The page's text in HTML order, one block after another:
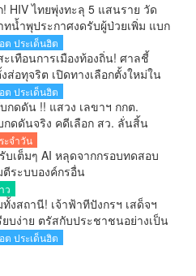
HIV ไทยพุ่งทะลุ 5 แสนราย วัด
ทน้ำพุประกาศงดรับผู้ป่วยเพิ่ม แบก
แลกว่า 200 ชีวิต
ต ประเด็นฮิต
ะเทือนการเมืองท้องถิ่น! ศาลชี้
ส่อทุจริต เปิดทางเลือกตั้งใหม่ใน
ต ประเด็นฮิต
กดดัน !! แสวง เลขาฯ กกต.
กดดันจริง คดีเลือก สว. ลั่นสิ้น
งหาคมรู้ผลทุกคำร้อง
ะจำวัน
บเต็มๆ AI หลุดจากกรอบทดสอบ
ตีระบบองค์กรอื่น
ว
งสถานี! เจ้าฟ้าทีปังกรฯ เสด็จฯ
ยบง่าย ตรัสกับประชาชนอย่างเป็น
ต ประเด็นฮิต